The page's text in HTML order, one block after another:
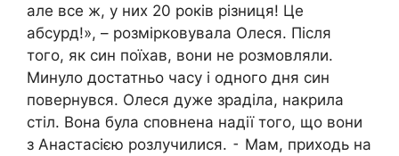
але все ж, у них 20 років різниця! Це
абсурд!», – розмірковувала Олеся. Після
того, як син поїхав, вони не розмовляли.
Минуло достатньо часу і одного дня син
повернувся. Олеся дуже зраділа, накрила
стіл. Вона була сповнена надії того, що вони
з Анастасією розлучилися. ⁃ Мам, приходь на